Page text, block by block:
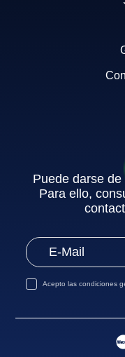
Puede darse
Para ello,
Acepto lascondiciones